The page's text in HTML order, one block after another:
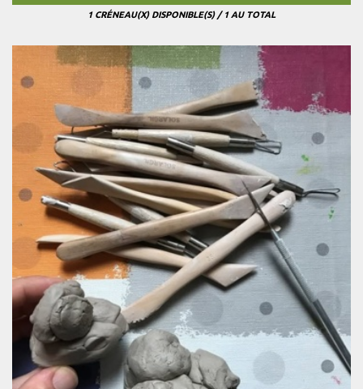
1 CRÉNEAU(X) DISPONIBLE(S) / 1 AU TOTAL